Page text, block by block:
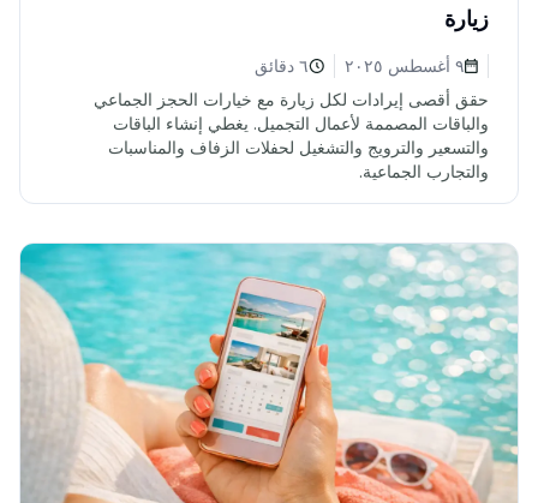
زيارة
٩ أغسطس ٢٠٢٥
٦ دقائق
حقق أقصى إيرادات لكل زيارة مع خيارات الحجز الجماعي
والباقات المصممة لأعمال التجميل. يغطي إنشاء الباقات
والتسعير والترويج والتشغيل لحفلات الزفاف والمناسبات
والتجارب الجماعية.